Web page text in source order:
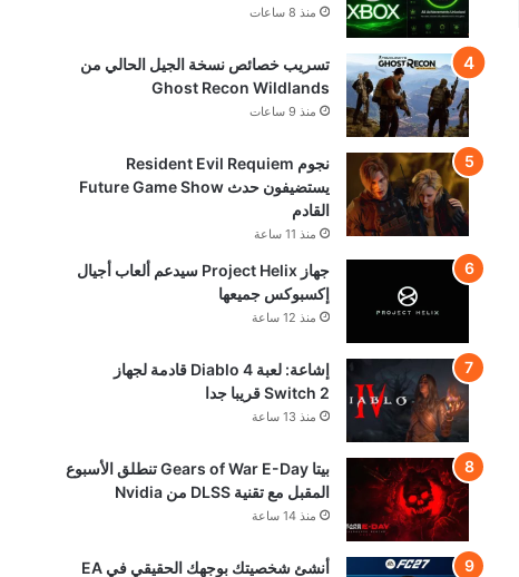
منذ 8 ساعات
تسريب خصائص نسخة الجيل الحالي من
Ghost Recon Wildlands
منذ 9 ساعات
نجوم Resident Evil Requiem
يستضيفون حدث Future Game Show
القادم
منذ 11 ساعة
جهاز Project Helix سيدعم ألعاب أجيال
إكسبوكس جميعها
منذ 12 ساعة
إشاعة: لعبة Diablo 4 قادمة لجهاز
Switch 2 قريبا جدا
منذ 13 ساعة
بيتا Gears of War E-Day تنطلق الأسبوع
المقبل مع تقنية DLSS من Nvidia
منذ 14 ساعة
أنشئ شخصيتك بوجهك الحقيقي في EA